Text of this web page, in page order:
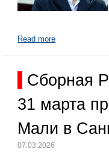
Read more
Сборная
31 марта
Мали в
07.03.2026